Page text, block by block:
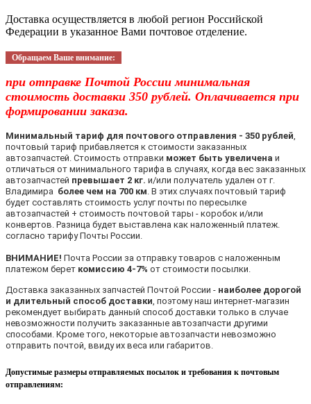
Доставка осуществляется в любой регион Российской
Федерации в указанное Вами почтовое отделение.
Обращаем Ваше внимание:
при отправке Почтой России минимальная
стоимость доставки 350 рублей. Оплачивается при
формировании заказа.
Минимальный тариф для почтового отправления - 350 рублей
почтовый тариф прибавляется к стоимости заказанных
автозапчастей. Стоимость отправки может быть увеличена и
отличаться от минимального тарифа в случаях, когда вес заказанных
автозапчастей превышает 2 кг. и/или получатель удален от г.
Владимира более чем на 700 км . В этих случаях почтовый тариф
будет составлять стоимость услуг почты по пересылке
автозапчастей + стоимость почтовой тары - коробок и/или
конвертов. Разница будет выставлена как наложенный платеж.
согласно тарифу Почты России.
ВНИМАНИЕ! Почта России за отправку товаров с наложенным
платежом берет комиссию 4-7% от стоимости посылки.
Доставка заказанных запчастей Почтой России - наиболее дорогой
и длительный способ доставки , поэтому наш интернет-магазин
рекомендует выбирать данный способ доставки только в случае
невозможности получить заказанные автозапчасти другими
способами. Кроме того, некоторые автозапчасти невозможно
отправить почтой, ввиду их веса или габаритов.
Допустимые размеры отправляемых посылок и требования к почтовым
отправлениям: